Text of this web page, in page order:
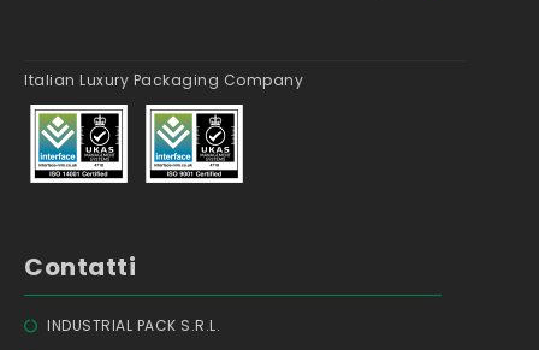
Italian Luxury Packaging Company
Contatti
INDUSTRIAL PACK S.R.L.